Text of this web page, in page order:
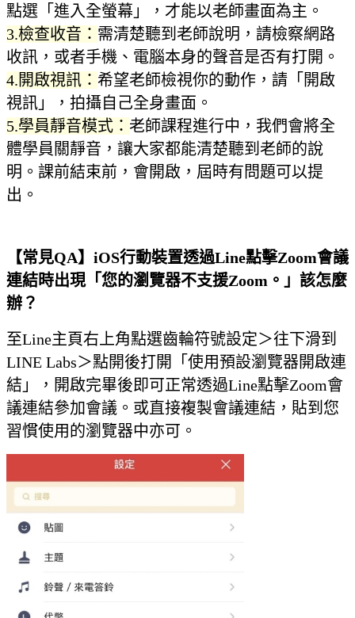
點選「進入全螢幕」，才能以老師畫面為主。
3.檢查收音： 需清楚聽到老師說明，請檢察網路
收訊，或者手機、電腦本身的聲音是否有打開。
4.開啟視訊： 希望老師檢視你的動作，請「開啟
視訊」，拍攝自己全身畫面。
5.學員靜音模式： 老師課程進行中，我們會將全
體學員關靜音，讓大家都能清楚聽到老師的說
明。課前結束前，會開啟，屆時有問題可以提
出。
【常見QA】iOS行動裝置透過Line點擊Zoom會議
連結時出現「您的瀏覽器不支援Zoom。」該怎麼
辦？
至Line主頁右上角點選齒輪符號設定＞往下滑到
LINE Labs＞點開後打開「使用預設瀏覽器開啟連
結」，開啟完畢後即可正常透過Line點擊Zoom會
議連結參加會議。或直接複製會議連結，貼到您
習慣使用的瀏覽器中亦可。